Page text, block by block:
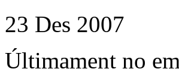
23 Des 2007
Últimament no